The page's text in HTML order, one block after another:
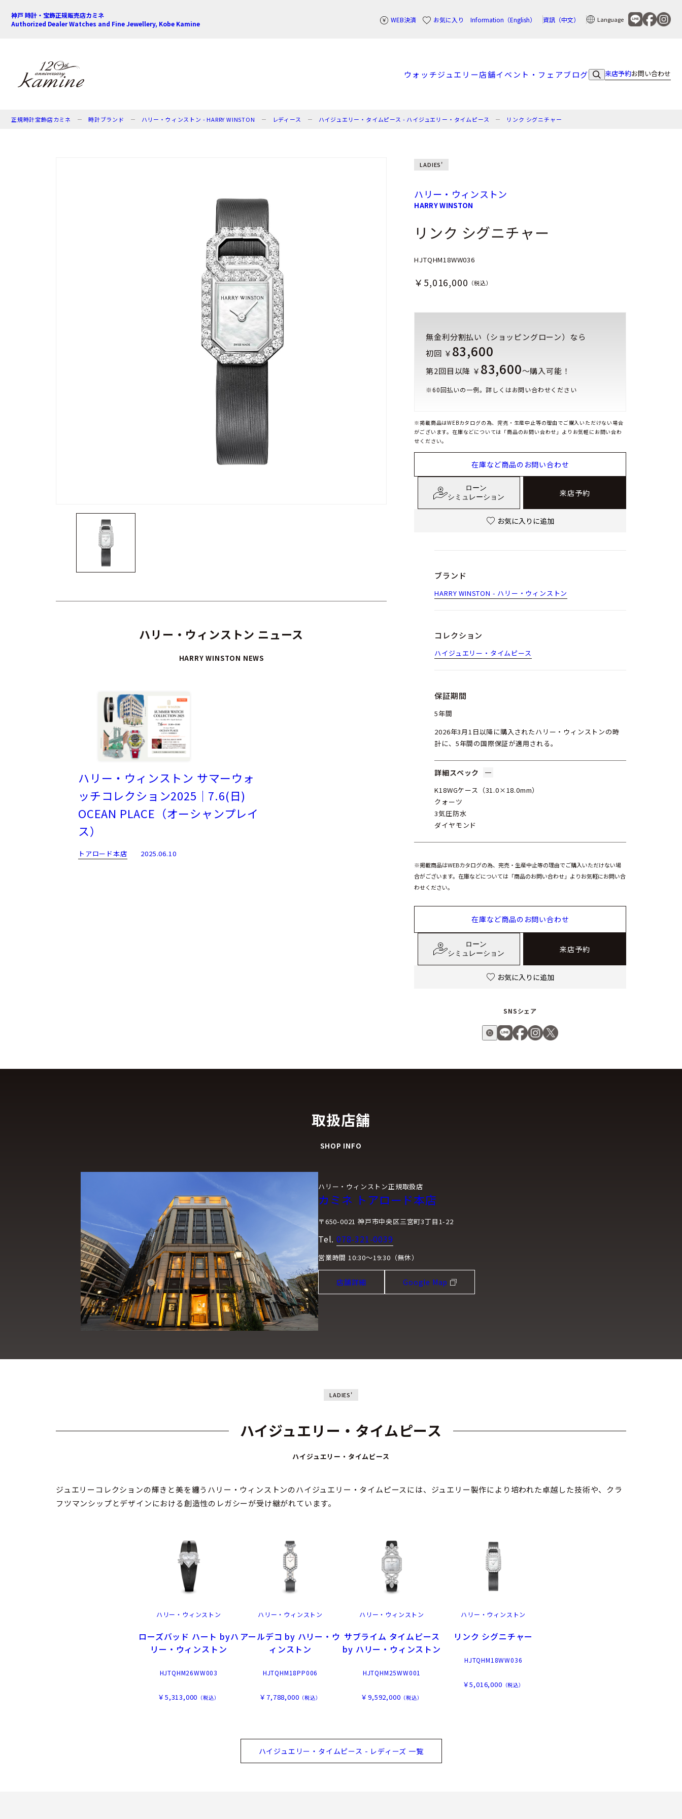
神戸 時計・宝飾正規販売店カミネ
Authorized Dealer Watches and Fine Jewellery, Kobe Kamine
WEB決済 お気に入り Information（English） 資訊（中文） Language
ウォッチジュエリー店舗イベント・フェアブログ 来店予約お問い合わせ
正規時計宝飾店カミネ 時計ブランド ハリー・ウィンストン - HARRY WINSTON レディース ハイジュエリー・タイムピース - ハイジュエリー・タイムピース リンク シグニチャー
ハリー・ウィンストン ニュース
HARRY WINSTON NEWS
ハリー・ウィンストン サマーウォ
ッチコレクション2025｜7.6(日)
OCEAN PLACE（オーシャンプレイ
ス）
トアロード本店 2025.06.10
LADIES'
ハリー・ウィンストン
HARRY WINSTON
リンク シグニチャー
HJTQHM18WW036
￥5,016,000 （税込）
無金利分割払い（ショッピングローン）なら
初回 ￥ 83,600
第2回目以降 ￥ 83,600～購入可能！
※60回払いの一例。詳しくはお問い合わせください
※掲載商品はWEBカタログの為、完売・生産中止等の理由でご購入いただけない場合
がございます。在庫などについては「商品のお問い合わせ」よりお気軽にお問い合わ
せください。
在庫など商品のお問い合わせ
ローン
シミュレーション
来店予約
お気に入りに追加
ブランド
HARRY WINSTON - ハリー・ウィンストン
コレクション
ハイジュエリー・タイムピース
保証期間
5年間
2026年3月1日以降に購入されたハリー・ウィンストンの時
計に、5年間の国際保証が適用される。
詳細スペック
K18WGケース（31.0×18.0mm）
クォーツ
3気圧防水
ダイヤモンド
※掲載商品はWEBカタログの為、完売・生産中止等の理由でご購入いただけない場
合がございます。在庫などについては「商品のお問い合わせ」よりお気軽にお問い合
わせください。
在庫など商品のお問い合わせ
ローン
シミュレーション
来店予約
お気に入りに追加
SNSシェア
取扱店舗
SHOP INFO
ハリー・ウィンストン正規取扱店
カミネ トアロード本店
〒650-0021 神戸市中央区三宮町3丁目1-22
Tel. 078-321-0039
営業時間 10:30～19:30（無休）
店舗詳細 Google Map
LADIES'
ハイジュエリー・タイムピース
ハイジュエリー・タイムピース
ジュエリーコレクションの輝きと美を纏うハリー・ウィンストンのハイジュエリー・タイムピースには、ジュエリー製作により培われた卓越した技術や、クラ
フツマンシップとデザインにおける創造性のレガシーが受け継がれています。
ハリー・ウィンストン
ローズバッド ハート byハ
リー・ウィンストン
HJTQHM26WW003
￥5,313,000 （税込）
ハリー・ウィンストン
アールデコ by ハリー・ウ
ィンストン
HJTQHM18PP006
￥7,788,000 （税込）
ハリー・ウィンストン
サブライム タイムピース
by ハリー・ウィンストン
HJTQHM25WW001
￥9,592,000 （税込）
ハリー・ウィンストン
リンク シグニチャー
HJTQHM18WW036
￥5,016,000 （税込）
ハイジュエリー・タイムピース - レディーズ 一覧